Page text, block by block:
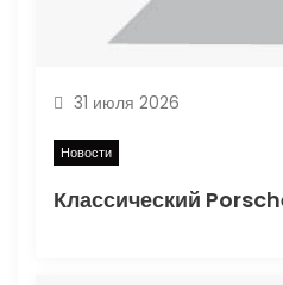
31 июля 2026
Новости